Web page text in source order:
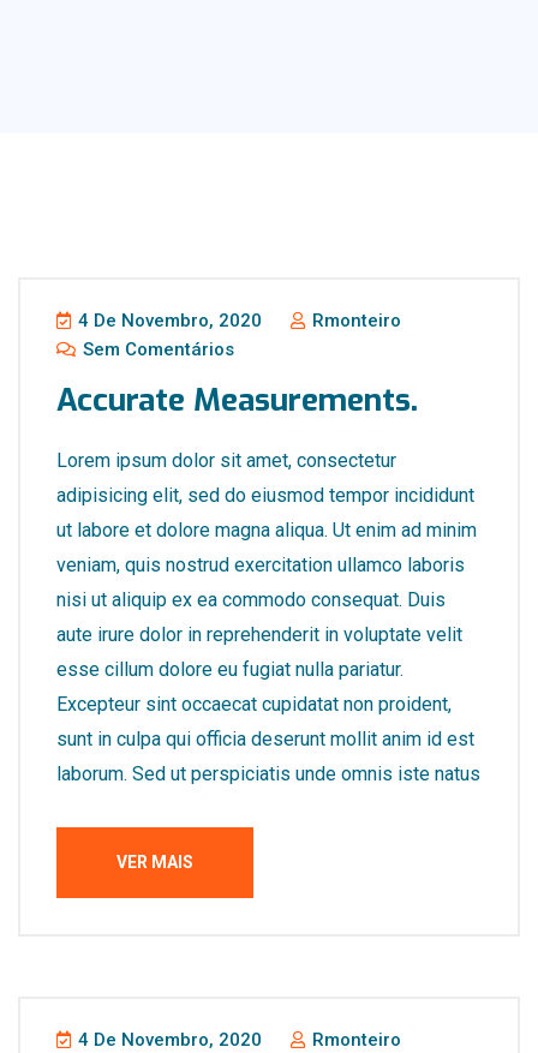
4 De Novembro, 2020
Rmonteiro
Sem Comentários
Accurate Measurements.
Lorem ipsum dolor sit amet, consectetur
adipisicing elit, sed do eiusmod tempor incididunt
ut labore et dolore magna aliqua. Ut enim ad minim
veniam, quis nostrud exercitation ullamco laboris
nisi ut aliquip ex ea commodo consequat. Duis
aute irure dolor in reprehenderit in voluptate velit
esse cillum dolore eu fugiat nulla pariatur.
Excepteur sint occaecat cupidatat non proident,
sunt in culpa qui officia deserunt mollit anim id est
laborum. Sed ut perspiciatis unde omnis iste natus
VER MAIS
4 De Novembro, 2020
Rmonteiro